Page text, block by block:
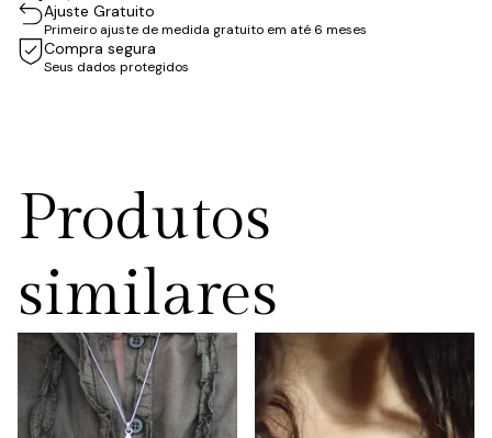
Ajuste Gratuito
Primeiro ajuste de medida gratuito em até 6 meses
Compra segura
Seus dados protegidos
Produtos
similares